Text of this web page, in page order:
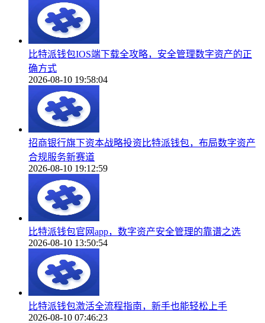
比特派钱包IOS端下载全攻略，安全管理数字资产的正
确方式
2026-08-10 19:58:04
招商银行旗下资本战略投资比特派钱包，布局数字资产
合规服务新赛道
2026-08-10 19:12:59
比特派钱包官网app，数字资产安全管理的靠谱之选
2026-08-10 13:50:54
比特派钱包激活全流程指南，新手也能轻松上手
2026-08-10 07:46:23